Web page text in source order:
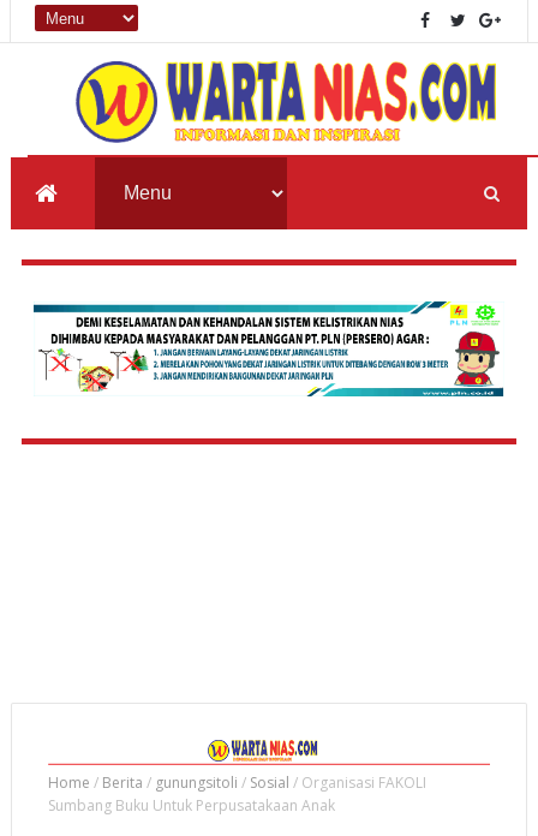
Home / Berita / gunungsitoli / Sosial / Organisasi FAKOLI
Sumbang Buku Untuk Perpusatakaan Anak